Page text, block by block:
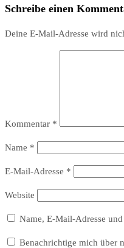
Schreibe einen
Deine E-Mail-Adresse wird
Kommentar *
Name *
E-Mail-Adresse *
Website
Name, E-Mail-Adresse
Benachrichtige mich über